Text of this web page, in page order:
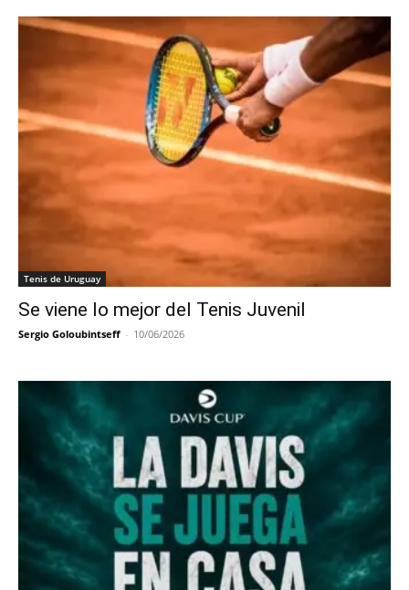
Tenis de Uruguay
Se viene lo mejor del Tenis Juvenil
Sergio Goloubintseff - 10/06/2026